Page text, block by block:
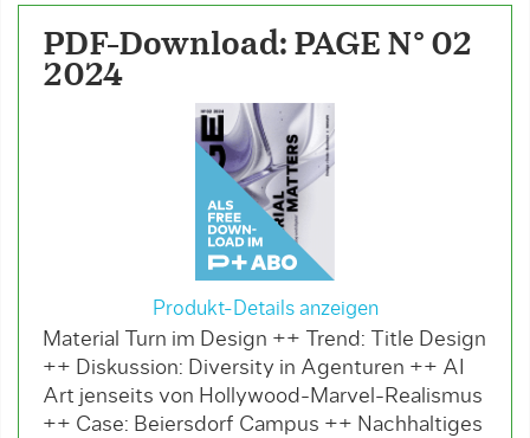
PDF-Download: PAGE N° 02
2024
Produkt-Details anzeigen
Material Turn im Design ++ Trend: Title Design
++ Diskussion: Diversity in Agenturen ++ AI
Art jenseits von Hollywood-Marvel-Realismus
++ Case: Beiersdorf Campus ++ Nachhaltiges